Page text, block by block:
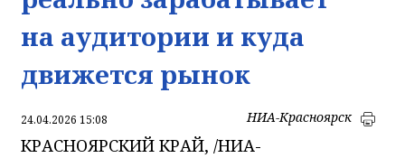
на аудитории и куда
движется рынок
24.04.2026 15:08 НИА-Красноярск
КРАСНОЯРСКИЙ КРАЙ, /НИА-